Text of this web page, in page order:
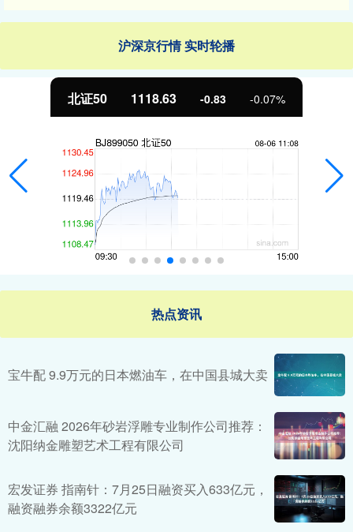
沪深京行情 实时轮播
北证50 1118.63 -0.83 -0.07%
热点资讯
宝牛配 9.9万元的日本燃油车，在中国县城大卖
中金汇融 2026年砂岩浮雕专业制作公司推荐：
沈阳纳金雕塑艺术工程有限公司
宏发证券 指南针：7月25日融资买入633亿元，
融资融券余额3322亿元